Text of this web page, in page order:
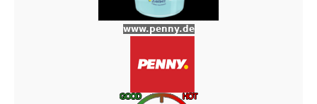
www.penny.de